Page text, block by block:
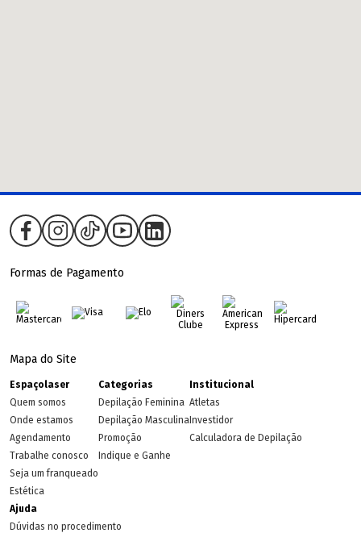
Formas de Pagamento
Mapa do Site
Espaçolaser
Quem somos
Onde estamos
Agendamento
Trabalhe conosco
Seja um franqueado
Estética
Categorias
Depilação Feminina
Depilação Masculina
Promoção
Indique e Ganhe
Institucional
Atletas
Investidor
Calculadora de Depilação
Ajuda
Dúvidas no procedimento